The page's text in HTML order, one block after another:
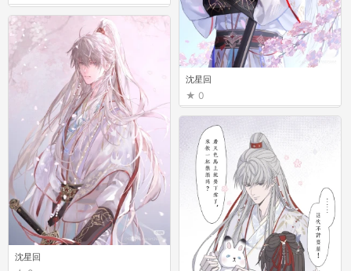
沈星回
0
沈星回